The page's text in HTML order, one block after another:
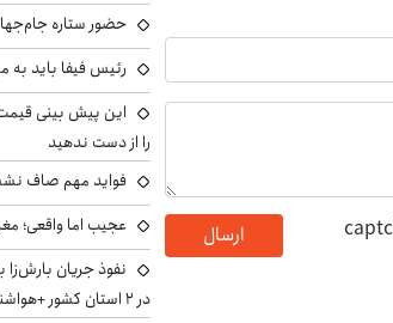
ارسال
حضور ستاره
رئیس فیفا باید
را از دست ندهید
فواید مهم صاف
عجیب اما واقعی؛
نفوذ جریان
در ۲ استان کشور +هواشناسی فردا